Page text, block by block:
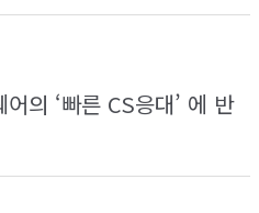
의 ‘빠른 CS응대’ 에 반